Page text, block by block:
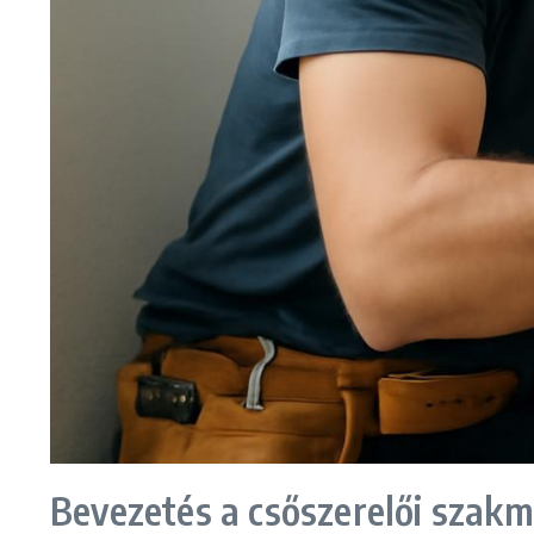
Bevezetés a csőszerelői